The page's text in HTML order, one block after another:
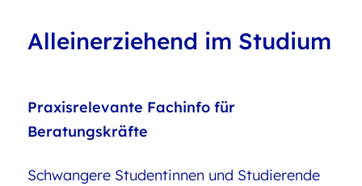
Alleinerziehend im Studium
Praxisrelevante Fachinfo für
Beratungskräfte
Schwangere Studentinnen und Studierende